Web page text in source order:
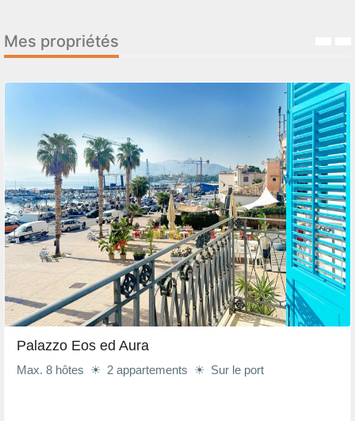
Mes propriétés
Palazzo Eos ed Aura
Max. 8 hôtes ☀ 2 appartements ☀ Sur le port